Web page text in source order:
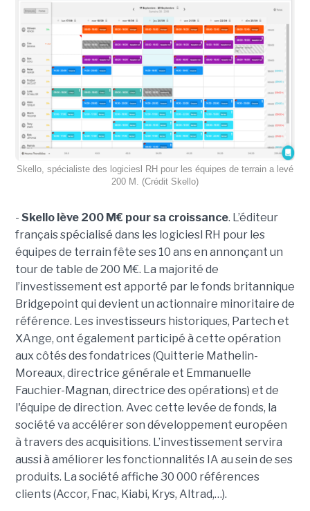
Skello, spécialiste des logiciesl RH pour les équipes de terrain a levé
200 M. (Crédit Skello)
- Skello lève 200 M€ pour sa croissance. L’éditeur
français spécialisé dans les logiciesl RH pour les
équipes de terrain fête ses 10 ans en annonçant un
tour de table de 200 M€. La majorité de
l’investissement est apporté par le fonds britannique
Bridgepoint qui devient un actionnaire minoritaire de
référence. Les investisseurs historiques, Partech et
XAnge, ont également participé à cette opération
aux côtés des fondatrices (Quitterie Mathelin-
Moreaux, directrice générale et Emmanuelle
Fauchier-Magnan, directrice des opérations) et de
l'équipe de direction. Avec cette levée de fonds, la
société va accélérer son développement européen
à travers des acquisitions. L’investissement servira
aussi à améliorer les fonctionnalités IA au sein de ses
produits. La société affiche 30 000 références
clients (Accor, Fnac, Kiabi, Krys, Altrad,…).